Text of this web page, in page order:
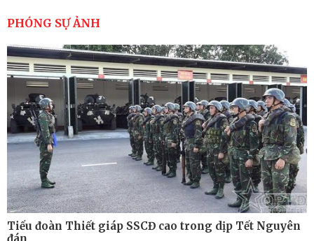
cao sức mạnh chiến đấu
Tiểu đoàn Thiết giáp hoàn thành tốt diễn tập chiến
thuật có bắn đạn thật
Nơi sinh viên rèn ý trí, luyện kỹ năng
PHÓNG SỰ ẢNH
Tiểu đoàn Thiết giáp SSCĐ cao trong dịp Tết Nguyên